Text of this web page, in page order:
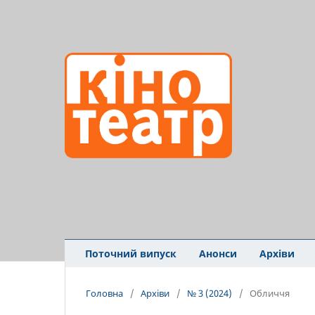
Поточний випуск Анонси Архіви
Головна / Архіви / № 3 (2024) / Обличчя